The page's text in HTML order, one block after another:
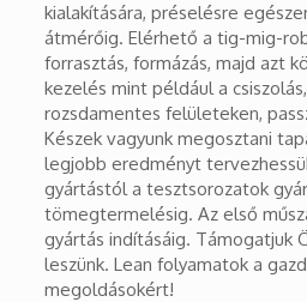
kialakítására, préselésre
átmérőig. Elérhető a tig-mig-
forrasztás, formázás, majd azt
kezelés mint például a
rozsdamentes felületeken,
Készek vagyunk megosztani
legjobb eredményt
gyártástól a tesztsorozatok
tömegtermelésig. Az első
gyártás indításáig. Támogatjuk
leszünk. Lean folyamatok a
megoldásokért!